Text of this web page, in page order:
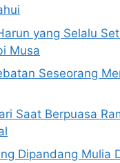
yang Selalu
Musa
Seseorang
Saat Berpuasa
Dipandang Mulia